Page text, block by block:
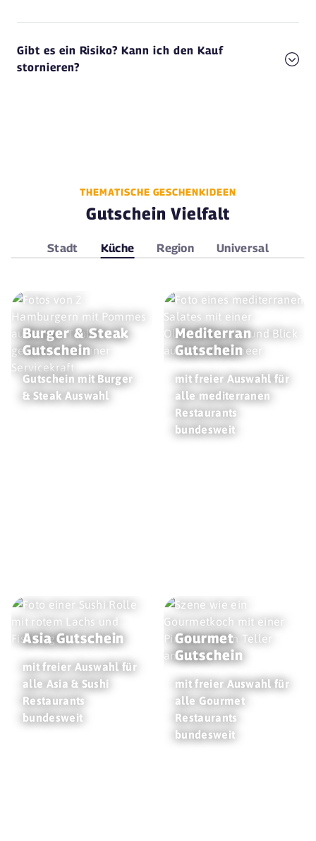
Gibt es ein Risiko? Kann ich den Kauf
stornieren?
THEMATISCHE GESCHENKIDEEN
Gutschein Vielfalt
Stadt Küche Region Universal
Burger & Steak
Gutschein
Gutschein mit Burger
& Steak Auswahl
Mediterran
Gutschein
mit freier Auswahl für
alle mediterranen
Restaurants
bundesweit
Asia Gutschein
mit freier Auswahl für
alle Asia & Sushi
Restaurants
bundesweit
Gourmet
Gutschein
mit freier Auswahl für
alle Gourmet
Restaurants
bundesweit